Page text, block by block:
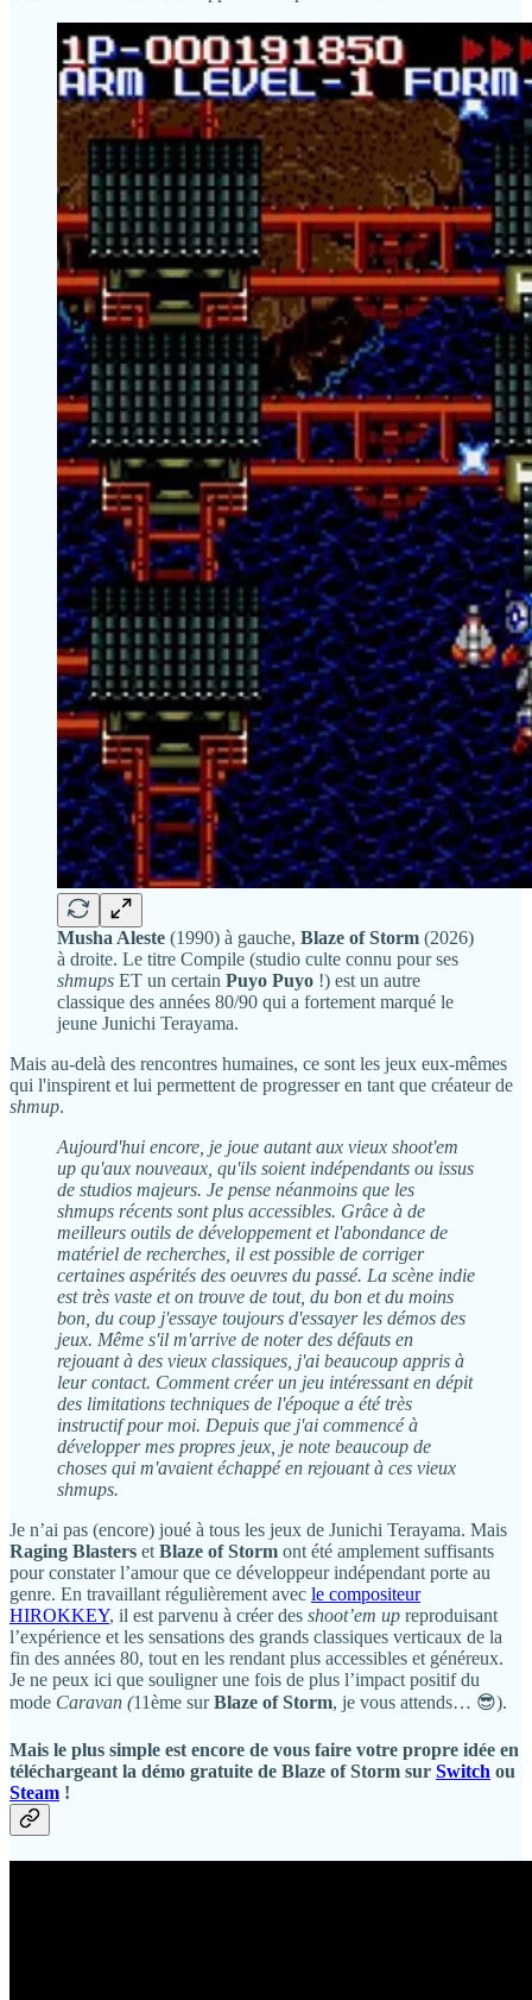
Musha Aleste (1990) à gauche, Blaze of Storm (2026)
à droite. Le titre Compile (studio culte connu pour ses
shmups ET un certain Puyo Puyo !) est un autre
classique des années 80/90 qui a fortement marqué le
jeune Junichi Terayama.
Mais au-delà des rencontres humaines, ce sont les jeux eux-mêmes
qui l'inspirent et lui permettent de progresser en tant que créateur de
shmup.
Aujourd'hui encore, je joue autant aux vieux shoot'em
up qu'aux nouveaux, qu'ils soient indépendants ou issus
de studios majeurs. Je pense néanmoins que les
shmups récents sont plus accessibles. Grâce à de
meilleurs outils de développement et l'abondance de
matériel de recherches, il est possible de corriger
certaines aspérités des oeuvres du passé. La scène indie
est très vaste et on trouve de tout, du bon et du moins
bon, du coup j'essaye toujours d'essayer les démos des
jeux. Même s'il m'arrive de noter des défauts en
rejouant à des vieux classiques, j'ai beaucoup appris à
leur contact. Comment créer un jeu intéressant en dépit
des limitations techniques de l'époque a été très
instructif pour moi. Depuis que j'ai commencé à
développer mes propres jeux, je note beaucoup de
choses qui m'avaient échappé en rejouant à ces vieux
shmups.
Je n’ai pas (encore) joué à tous les jeux de Junichi Terayama. Mais
Raging Blasters et Blaze of Storm ont été amplement suffisants
pour constater l’amour que ce développeur indépendant porte au
genre. En travaillant régulièrement avec le compositeur
HIROKKEY, il est parvenu à créer des shoot’em up reproduisant
l’expérience et les sensations des grands classiques verticaux de la
fin des années 80, tout en les rendant plus accessibles et généreux.
Je ne peux ici que souligner une fois de plus l’impact positif du
mode Caravan (11ème surBlaze of Storm, je vous attends… 😎).
Mais le plus simple est encore de vous faire votre propre idée en
téléchargeant la démo gratuite de Blaze of Storm sur Switch ou
Steam !